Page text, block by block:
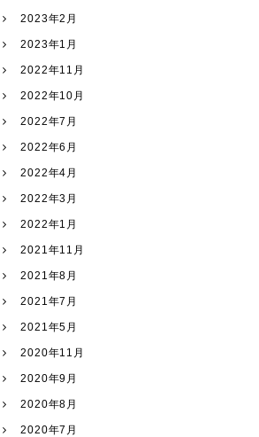
2023年2月
2023年1月
2022年11月
2022年10月
2022年7月
2022年6月
2022年4月
2022年3月
2022年1月
2021年11月
2021年8月
2021年7月
2021年5月
2020年11月
2020年9月
2020年8月
2020年7月